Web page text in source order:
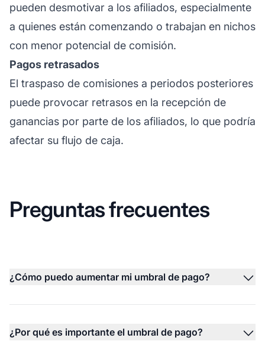
pueden desmotivar a los afiliados, especialmente
a quienes están comenzando o trabajan en nichos
con menor potencial de comisión.
Pagos retrasados
El traspaso de comisiones a periodos posteriores
puede provocar retrasos en la recepción de
ganancias por parte de los afiliados, lo que podría
afectar su flujo de caja.
Preguntas frecuentes
¿Cómo puedo aumentar mi umbral de pago?
¿Por qué es importante el umbral de pago?